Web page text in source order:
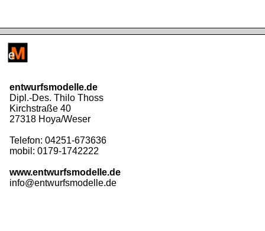
entwurfsmodelle.de
Dipl.-Des. Thilo Thoss
Kirchstraße 40
27318 Hoya/Weser
Telefon: 04251-673636
mobil: 0179-1742222
www.entwurfsmodelle.de
info@entwurfsmodelle.de